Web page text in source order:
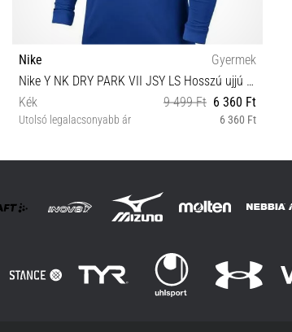
Nike
Gyermek
Nike Y NK DRY PARK VII JSY LS Hosszú ujjú mez
Kék
9 499 Ft 6 360 Ft
Utolsó legalacsonyabb ár 6 360 Ft
M (137-147 cm) L (147-158 cm) XL (158-170 cm)